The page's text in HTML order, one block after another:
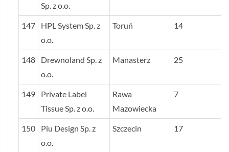
Sp. z o.o.
147
HPL System Sp. z
o.o.
Toruń 14
148
Drewnoland Sp. z
o.o.
Manasterz 25
149
Private Label
Tissue Sp. z o.o.
Rawa
Mazowiecka
7
150
Piu Design Sp. z
o.o.
Szczecin 17